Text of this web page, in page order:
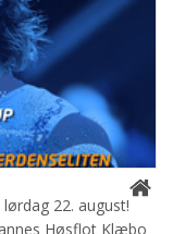
22. august!
Høsflot Klæbo